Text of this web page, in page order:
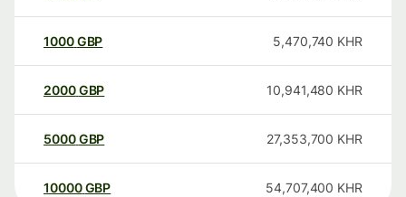
1000GBP 5,470,740 KHR
2000GBP 10,941,480 KHR
5000GBP 27,353,700 KHR
10000 GBP 54,707,400 KHR